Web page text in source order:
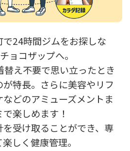
24時間ジムをお探しな
ョコザップへ。
え不要で思い立ったとき
特長。さらに美容やリフ
どのアミューズメントま
楽しめます！
受け取ることができ、専
しく健康管理。